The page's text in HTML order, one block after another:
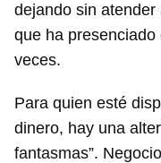
Guardar como
Para poder guardar
dejando sin atender
que ha
veces.
Para quien esté
dinero, hay una
fantasmas”.